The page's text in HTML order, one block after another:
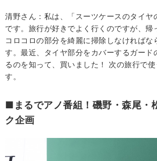
清野さん：私は、「スーツケースのタイヤ
です。旅行が好きでよく行くのですが、帰
コロコロの部分を綺麗に掃除しなければな
す。最近、タイヤ部分をカバーするガード
るのを知って、買いました！ 次の旅行で
す。
■まるでアノ番組！磯野・森尾・
ク企画